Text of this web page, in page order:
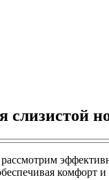
слизистой
комфорт и